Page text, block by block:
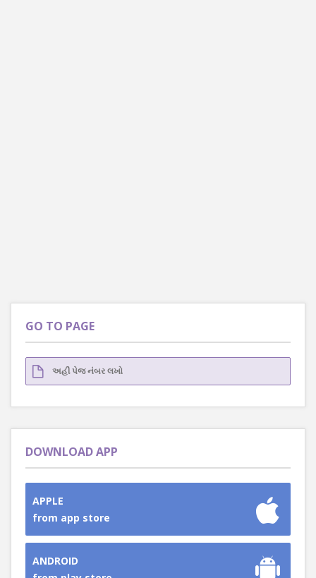
GO TO PAGE
DOWNLOAD APP
APPLE
from app store
ANDROID